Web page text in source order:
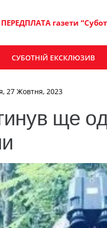
ПЕРЕДПЛАТА газети
СУБОТНІЙ ЕКСКЛЮЗИВ
27 Жовтня, 2023
ще